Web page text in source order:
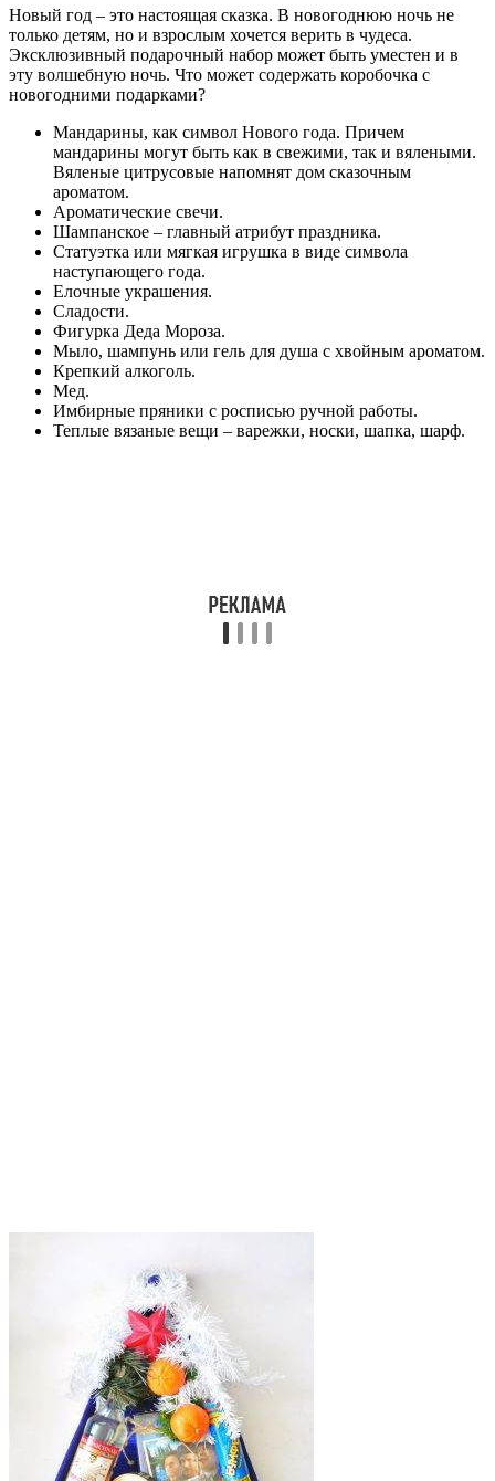
Новый год – это настоящая сказка. В новогоднюю ночь не
только детям, но и взрослым хочется верить в чудеса.
Эксклюзивный подарочный набор может быть уместен и в
эту волшебную ночь. Что может содержать коробочка с
новогодними подарками?
Мандарины, как символ Нового года. Причем
мандарины могут быть как в свежими, так и вялеными.
Вяленые цитрусовые напомнят дом сказочным
ароматом.
Ароматические свечи.
Шампанское – главный атрибут праздника.
Статуэтка или мягкая игрушка в виде символа
наступающего года.
Елочные украшения.
Сладости.
Фигурка Деда Мороза.
Мыло, шампунь или гель для душа с хвойным ароматом.
Крепкий алкоголь.
Мед.
Имбирные пряники с росписью ручной работы.
Теплые вязаные вещи – варежки, носки, шапка, шарф.